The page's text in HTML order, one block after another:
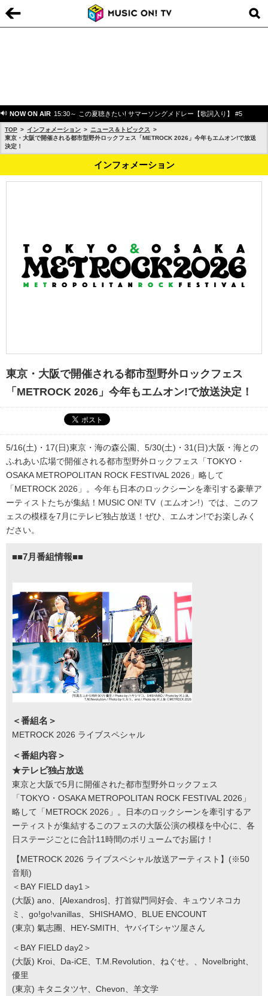
NOW ON AIR 15:30～ この夏聴きたい! サマーソングメドレー【歌詞入り】 #5
TOP インフォメーション
ニュース＆トピックス
東京・大阪で開催される都市型野外ロックフェス「METROCK 2026」今年もエムオン!で放送
決定！
インフォメーション
東京・大阪で開催される都市型野外ロックフェス
「METROCK 2026」今年もエムオン!で放送決定！
5/16(土)・17(日)東京・海の森公園、5/30(土)・31(日)大阪・海との
ふれあい広場で開催される都市型野外ロックフェス「TOKYO・
OSAKA METROPOLITAN ROCK FESTIVAL 2026」略して
「METROCK 2026」。今年も日本のロックシーンを牽引する豪華ア
ーティストたちが集結！MUSIC ON! TV（エムオン!）では、このフ
ェスの模様を7月にテレビ独占放送！ぜひ、エムオン!でお楽しみく
ださい。
■■7月番組情報■■
＜番組名＞
METROCK 2026 ライブスペシャル
＜番組内容＞
★テレビ独占放送
東京と大阪で5月に開催された都市型野外ロックフェス
「TOKYO・OSAKA METROPOLITAN ROCK FESTIVAL 2026」
略して「METROCK 2026」。日本のロックシーンを牽引するア
ーティストが集結するこのフェスの大阪公演の模様を中心に、各
日ステージごとに合計11時間のボリュームでお届け！
【METROCK 2026 ライブスペシャル放送アーティスト】(※50
音順)
＜BAY FIELD day1＞
(大阪) ano、[Alexandros]、打首獄門同好会、キュウソネコカ
ミ、go!go!vanillas、SHISHAMO、BLUE ENCOUNT
(東京) 氣志團、HEY-SMITH、ヤバイTシャツ屋さん
＜BAY FIELD day2＞
(大阪) Kroi、Da-iCE、T.M.Revolution、ねぐせ。、Novelbright、
優里
(東京) キタニタツヤ、Chevon、羊文学